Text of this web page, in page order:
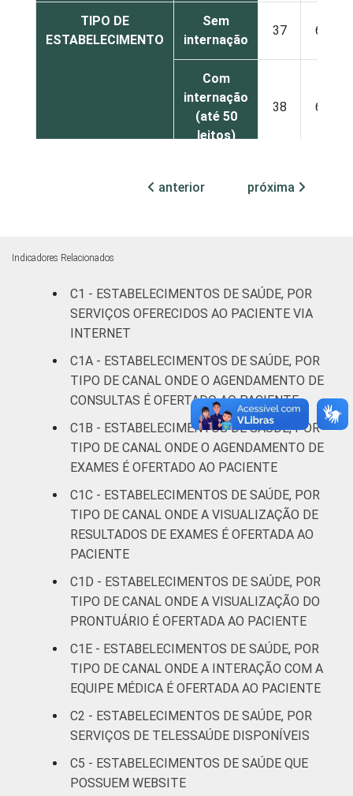
TIPO DE
ESTABELECIMENTO
Sem
internação
37 62
Com
internação
(até 50
leitos)
38 62
internação
apoio à
diagnose e
71
IDENTIFICAÇÃO DE
UNIDADE BÁSICA
DE SAÚDE
UBS 11 88
Não UBS 60 40
LOCALIZAÇÃO Capital 71 28
Fonte: CGI/NIC.br, Centro Regional de
Estudos para o Desenvolvimento da
Sociedade da Informação (Cetic.br),
Pesquisa sobre o uso das tecnologias de
informação e comunicação nos
estabelecimentos de saúde brasileiros – TIC
anterior próxima
Indicadores Relacionados
C1 - ESTABELECIMENTOS DE SAÚDE, POR
SERVIÇOS OFERECIDOS AO PACIENTE VIA
INTERNET
C1A - ESTABELECIMENTOS DE SAÚDE, POR
TIPO DE CANAL ONDE O AGENDAMENTO DE
CONSULTAS É OFERTADO AO PACIENTE
C1B - ESTABELECIMENTOS DE SAÚDE, POR
TIPO DE CANAL ONDE O AGENDAMENTO DE
EXAMES É OFERTADO AO PACIENTE
C1C - ESTABELECIMENTOS DE SAÚDE, POR
TIPO DE CANAL ONDE A VISUALIZAÇÃO DE
RESULTADOS DE EXAMES É OFERTADA AO
PACIENTE
C1D - ESTABELECIMENTOS DE SAÚDE, POR
TIPO DE CANAL ONDE A VISUALIZAÇÃO DO
PRONTUÁRIO É OFERTADA AO PACIENTE
C1E - ESTABELECIMENTOS DE SAÚDE, POR
TIPO DE CANAL ONDE A INTERAÇÃO COM A
EQUIPE MÉDICA É OFERTADA AO PACIENTE
C2 - ESTABELECIMENTOS DE SAÚDE, POR
SERVIÇOS DE TELESSAÚDE DISPONÍVEIS
C5 - ESTABELECIMENTOS DE SAÚDE QUE
POSSUEM WEBSITE